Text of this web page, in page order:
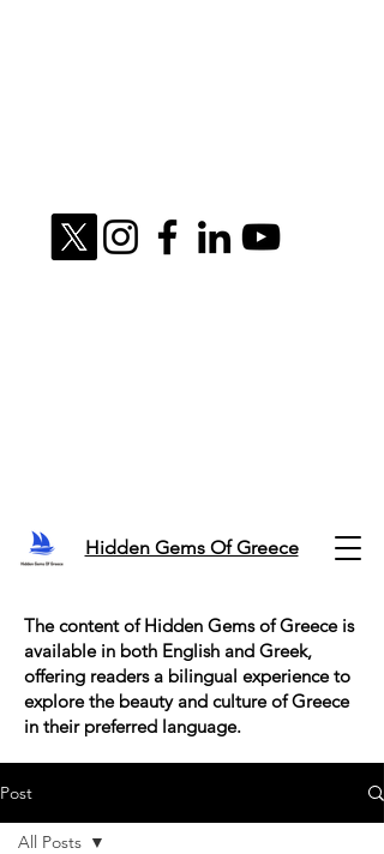
Hidden Gems Of Greece
The content of Hidden Gems of Greece is
available in both English and Greek,
offering readers a bilingual experience to
explore the beauty and culture of Greece
in their preferred language.
Post
All Posts